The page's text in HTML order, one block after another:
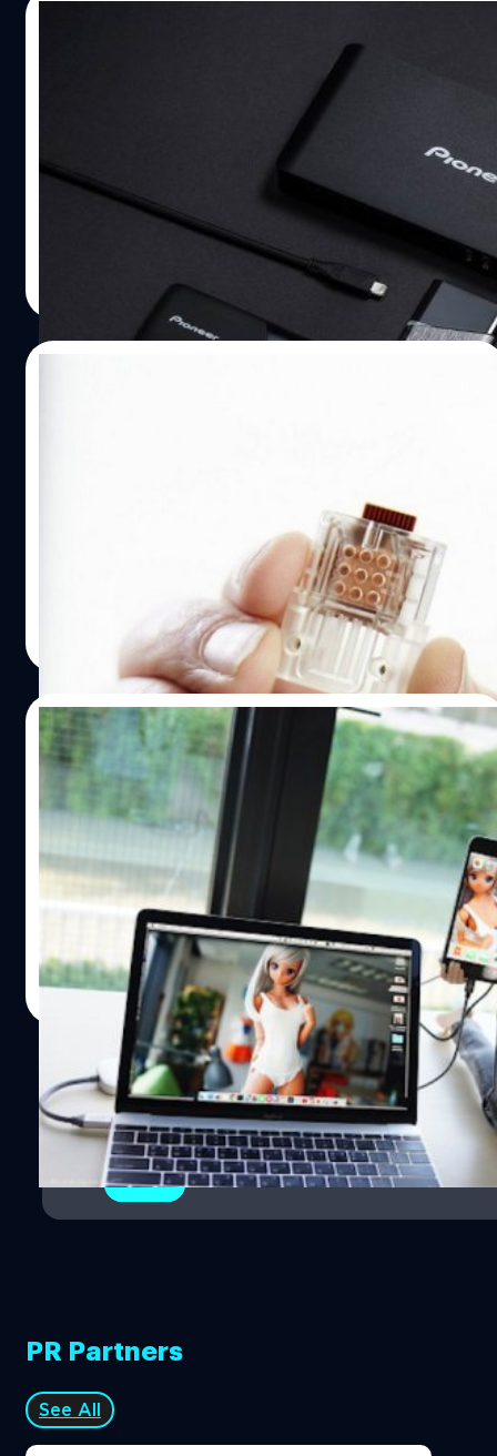
กว่า เข้าไปที่ https://www.microsoft.com/th-
th/software-download/windows10 หรือค้นหาใน Google
ว่า Windows 10 ISO แล้วเข้าเว็บแรกของ Microsoft จากนั้น
ไพโอเนียร์ ส่งผลิตภัณฑ์ที่ใช้อินเทอร์เฟซรุ่น
"ไพโอเนียร์" (Pioneer) ผู้นำเทคโนโลยีระดับโลก ในการบุกเบิก
เทคโนโลยีออปติคัลดิสก์ อุปกรณ์คอมพิวเตอร์ อุปกรณ์สำหรับ
รถยนต์ และ อุปกรณ์สำหรับตลาดอุตสาหกรรม ได้ก้าวเข้าสู่
ผลิตภัณฑ์อิเล็กทรอนิกส์เพื่อผู้บริโภค ผลิตภัณฑ์เพื่อการ
พาณิชย์และอุตสาหกรรม ด้วยเทคโนโลยีสุดล้ำ ซึ่งให้ความ
สำคัญและทุ่มเทในการพัฒนาผลิตภัณฑ์อิเล็กทรอนิกส์
สำหรับผู้บริโภค ไพโอเนียร์ได้นำผลิตภัณฑ์และบริการครบ
วงจรแก่ผู้บริโภคผ่านเทคโนโลยการผลิตที่มีคุณภาพและการ
จัดการที่มีประสิทธิภาพสูง ล่าสุด ไพโอเนียร์ เปิดตัว
เวิร์กสเตชั่นส่วนตัวที่มีประสิทธิภาพสูง ออกแบบเรียบง่าย
สะดวก เหมาะกับการใช้งานและเข้ากันกับเครื่อง MacBook
และ คอมพิวเตอร์ทีมีพอร์ต Thunderbolt™ เชื่อมต่อด้วยสาย
เคเบิล USB-C เพียงเส้นเดียวเท่านั้นก็สามารถที่จะเชื่อมต่อกับ
อุปกรณ์เสริมทั้งหมด เพื่อเพิ่มความสะดวกสบาย และเสริม
ประสิทธิภาพในการทำงาน ทั้งยังรองรับการแสดงผลแบบ
dual-screen ของ Windows…
| 3064 days ago
นักวิจัยจากราชวิทยาลัยลอนดอน (Imperial College
London) และทีมงาน DNA Electronics ได้ร่วมกันพัฒนาการ
ทดสอบเชื้อ HIV ด้วยยูเอสบีแฟลชไดรฟ์ ซึ่งทำให้ผู้ป่วย
สามารถตรวจสอบสุขภาพของตนเองได้สะดวกมากยิ่งขึ้น
| 3558 days ago
17/06/2016
“USB Hub” รูปตุ๊กตาสุดคิขุสไตล์ญี่ปุ่น ใช้งาน
ง่าย ๆ แค่เสียบที่พุง!!
ก็ไม่รู้ว่าจะกล้าใช้รึเปล่านะ เพราะมันดูจะเป็น USB Hub ที่ดูติด
เรทไปซักนิด แต่มันก็น่ารักน้า ยิ่งถ้าใครชื่นชอบความโมเอะ
สไตล์ญี่ปุ่นแล้วล่ะก็ รับรองต้องถูกใจกับ USB Hub รูปตุ๊กตา นี้
แน่นอน!! USB Hub รูปตุ๊กตา ที่ว่านี่คือ Smart Doll ที่มาพร้อม
กับฟีเจอร์ USB Hub ให้สามารถเชื่อมต่อ และเพิ่มช่องเสียบ
USB ได้ สำหรับตัว Smart Doll จริง ๆ แล้วเป็นตุ๊กตาของเล่น
แนวแฟชั่นของญี่ปุ่นที่ให้คุณสามารถปรับเปลี่ยนหน้าตา ทรง
ผม เสื้อผ้าได้ แถมยังสามารถขยับแขนขาปรับท่าทางได้หลาก
หลาย เรียกได้ว่ามันคล้าย ๆ กับตุ๊กตาบาร์บี้แต่เป็นตุ๊กตาสไตล์
ญี่ปุ่นนั่นเอง เวลาใช้งาน USB Hub Smart Doll ก็แค่เอาสาย
USB หรืออุปกรณ์ต่าง ๆ ที่ต้องการใช้งานไปเสียบที่พุงของตัว
ตุ๊กตา Smart Doll ซึ่งมีหลายคาแรคเตอร์ทั้งผู้หญิงและผู้ชาย
หน้าตาสุดคิขุ ราคาของตัวหุ่นที่เป็น USB Hub Smart Doll อยู
ที่ ¥14,000 หรือประมาณ 4,600 บาท และถเาหากใครอยาก
ได้ครบทั้งตัวก็ต้องหาซื้อแขน ขาและหัวมาประกอบให้ครบ
salinee tintumrong| 3706 days ago
Read More
1
2
PR Partners
See All